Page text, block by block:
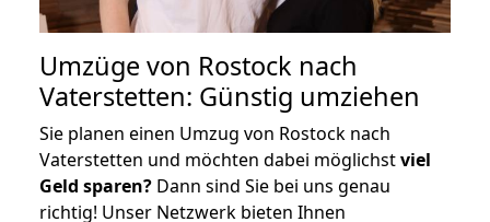
Umzüge von Rostock nach
Vaterstetten: Günstig umziehen
Sie planen einen Umzug von Rostock nach
Vaterstetten und möchten dabei möglichstviel
Geld sparen? Dann sind Sie bei uns genau
richtig! Unser Netzwerk bieten Ihnen